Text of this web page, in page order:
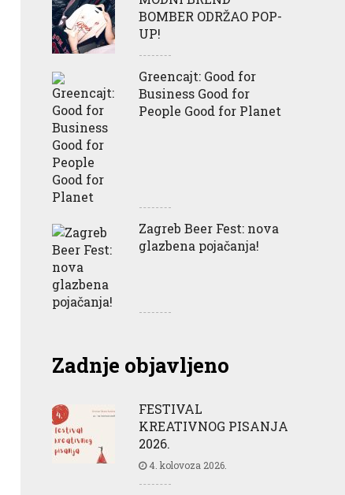
BOMBER ODRŽAO POP-
UP!
Greencajt: Good for
Business Good for
People Good for Planet
Zagreb Beer Fest: nova
glazbena pojačanja!
Zadnje objavljeno
FESTIVAL
KREATIVNOG PISANJA
2026.
4. kolovoza 2026.